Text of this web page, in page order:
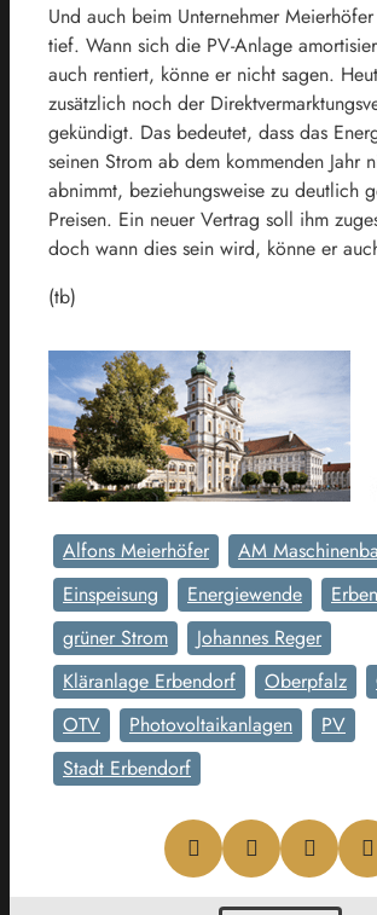
Und auch beim Unternehmer
tief. Wann sich die PV-Anlage
auch rentiert, könne er nicht sagen.
zusätzlich noch der
gekündigt. Das bedeutet, dass das
seinen Strom ab dem kommenden Jahr
abnimmt, beziehungsweise zu deutlich
Preisen. Ein neuer Vertrag soll ihm
doch wann dies sein wird, könne er
(tb)
Alfons Meierhöfer
AM
Einspeisung
Energiewende
grüner Strom
Johannes Reger
Kläranlage Erbendorf
Oberpfalz
OTV
Photovoltaikanlagen
PV
Stadt Erbendorf